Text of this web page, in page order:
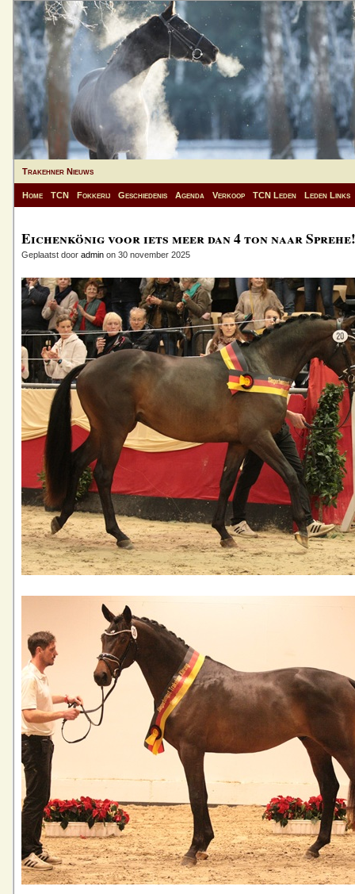
Trakehner Nieuws
Home TCN Fokkerij Geschiedenis Agenda Verkoop TCN Leden Leden Links
Eichenkönig voor iets meer dan 4 ton naar Sprehe!
Geplaatst door admin on 30 november 2025